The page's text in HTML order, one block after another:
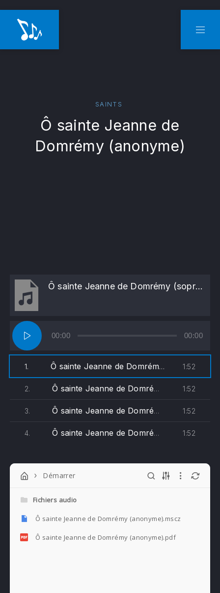
SAINTS
Ô sainte Jeanne de
Domrémy (anonyme)
Ô sainte Jeanne de Domrémy (soprane)
Lecteur
audio
00:00 00:00
1. Ô sainte Jeanne de Domrémy (soprane) 1:52
2. Ô sainte Jeanne de Domrémy (alto) 1:52
3. Ô sainte Jeanne de Domrémy (ténor) 1:52
4. Ô sainte Jeanne de Domrémy (basse) 1:52
Démarrer
Fichiers audio
Ô sainte Jeanne de Domrémy (anonyme).mscz
Ô sainte Jeanne de Domrémy (anonyme).pdf